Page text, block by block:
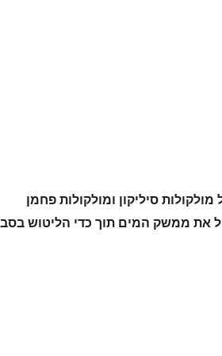
סיליקון ומולקולות פחמן
את ממשק המים תוך כדי הליטוש